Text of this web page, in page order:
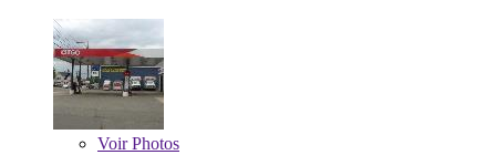
VoirPhotos